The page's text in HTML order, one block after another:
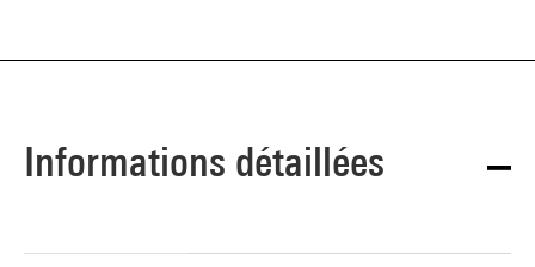
Informations détaillées